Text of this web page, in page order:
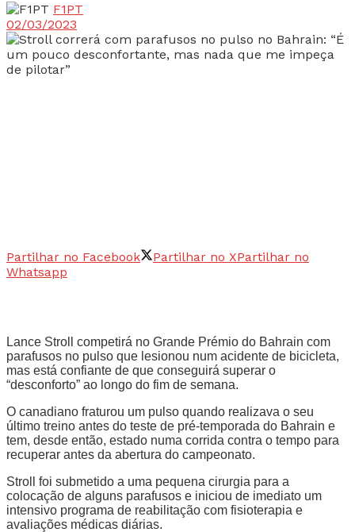
F1PT
02/03/2023
Partilhar no Facebook Partilhar no XPartilhar no
Whatsapp
Lance Stroll competirá no Grande Prémio do Bahrain com
parafusos no pulso que lesionou num acidente de bicicleta,
mas está confiante de que conseguirá superar o
“desconforto” ao longo do fim de semana.
O canadiano fraturou um pulso quando realizava o seu
último treino antes do teste de pré-temporada do Bahrain e
tem, desde então, estado numa corrida contra o tempo para
recuperar antes da abertura do campeonato.
Stroll foi submetido a uma pequena cirurgia para a
colocação de alguns parafusos e iniciou de imediato um
intensivo programa de reabilitação com fisioterapia e
avaliações médicas diárias.